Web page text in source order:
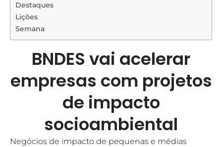
Destaques
Lições
Semana
BNDES vai acelerar
empresas com projetos
de impacto
socioambiental
Negócios de impacto de pequenas e médias